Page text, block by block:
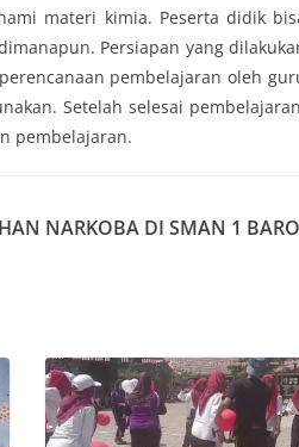
materi kimia. Peserta didik
Persiapan yang
pembelajaran oleh
Setelah selesai
pembelajaran.
NARKOBA DI SMAN 1